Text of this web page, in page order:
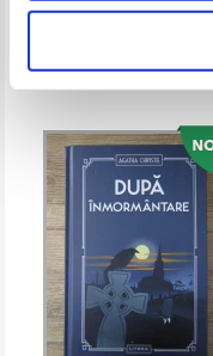
pe Windhaven